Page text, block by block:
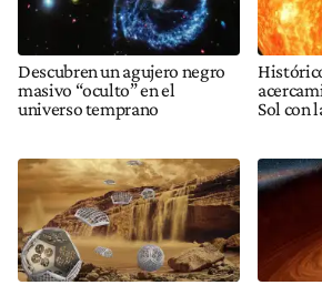
Descubren un agujero negro
masivo “oculto” en el
universo temprano
Sol con